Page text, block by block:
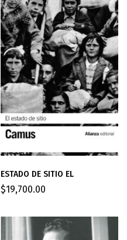
ESTADO DE SITIO EL
$19,700.00